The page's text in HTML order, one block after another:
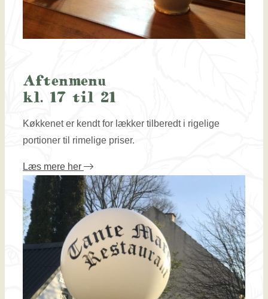
Aftenmenu
kl. 17 til 21
Køkkenet er kendt for lækker tilberedt i rigelige
portioner til rimelige priser.
Læs mere her